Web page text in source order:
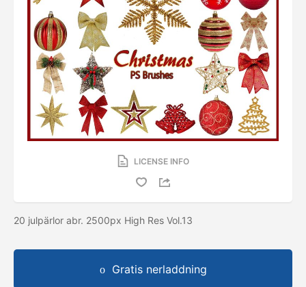
LICENSE INFO
20 julpärlor abr. 2500px High Res Vol.13
Gratis nerladdning